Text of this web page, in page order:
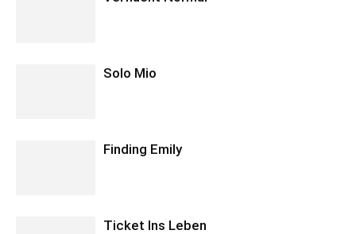
Solo Mio
Finding Emily
Ticket Ins Leben